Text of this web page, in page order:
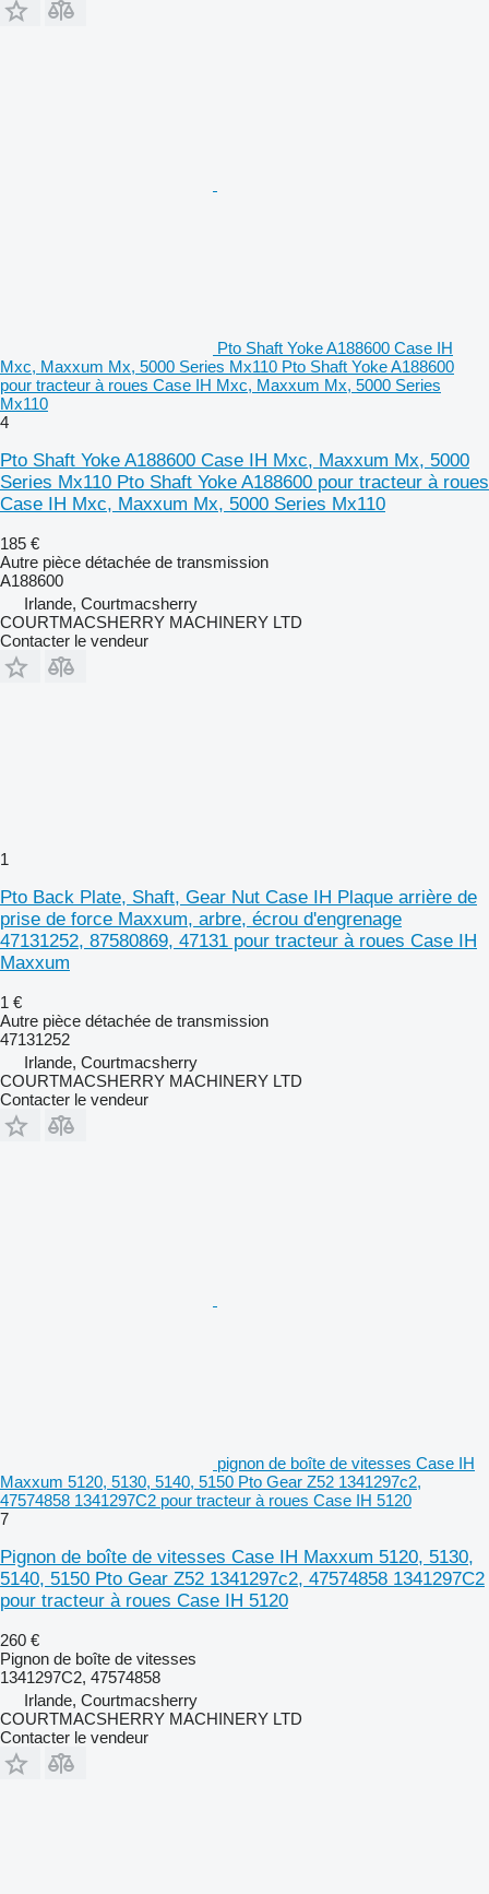
Pto Shaft Yoke A188600 Case IH
Mxc, Maxxum Mx, 5000 Series Mx110 Pto Shaft Yoke A188600
pour tracteur à roues Case IH Mxc, Maxxum Mx, 5000 Series
Mx110
4
Pto Shaft Yoke A188600 Case IH Mxc, Maxxum Mx, 5000
Series Mx110 Pto Shaft Yoke A188600 pour tracteur à roues
Case IH Mxc, Maxxum Mx, 5000 Series Mx110
185 €
Autre pièce détachée de transmission
A188600
Irlande, Courtmacsherry
COURTMACSHERRY MACHINERY LTD
Contacter le vendeur
1
Pto Back Plate, Shaft, Gear Nut Case IH Plaque arrière de
prise de force Maxxum, arbre, écrou d'engrenage
47131252, 87580869, 47131 pour tracteur à roues Case IH
Maxxum
1 €
Autre pièce détachée de transmission
47131252
Irlande, Courtmacsherry
COURTMACSHERRY MACHINERY LTD
Contacter le vendeur
pignon de boîte de vitesses Case IH
Maxxum 5120, 5130, 5140, 5150 Pto Gear Z52 1341297c2,
47574858 1341297C2 pour tracteur à roues Case IH 5120
7
Pignon de boîte de vitesses Case IH Maxxum 5120, 5130,
5140, 5150 Pto Gear Z52 1341297c2, 47574858 1341297C2
pour tracteur à roues Case IH 5120
260 €
Pignon de boîte de vitesses
1341297C2, 47574858
Irlande, Courtmacsherry
COURTMACSHERRY MACHINERY LTD
Contacter le vendeur